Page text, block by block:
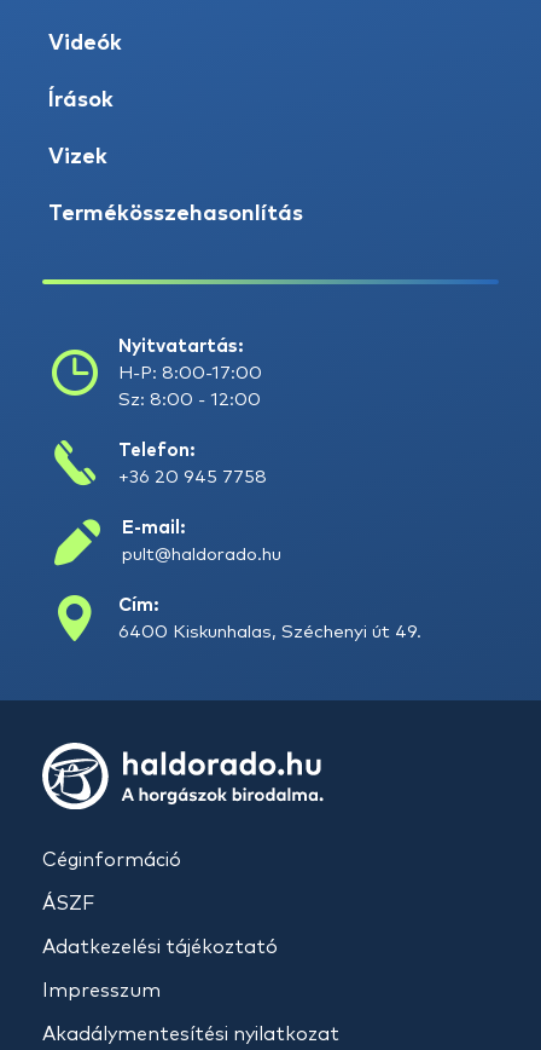
Videók
Írások
Vizek
Termékösszehasonlítás
Nyitvatartás:
H-P: 8:00-17:00
Sz: 8:00 - 12:00
Telefon:
+36 20 945 7758
E-mail:
pult@haldorado.hu
Cím:
6400 Kiskunhalas, Széchenyi út 49.
Céginformáció
ÁSZF
Adatkezelési tájékoztató
Impresszum
Akadálymentesítési nyilatkozat